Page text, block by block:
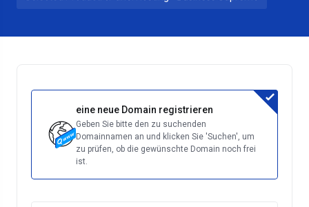
eine neue Domain registrieren
Geben Sie bitte den zu suchenden
Domainnamen an und klicken Sie 'Suchen', um
zu prüfen, ob die gewünschte Domain noch frei
ist.